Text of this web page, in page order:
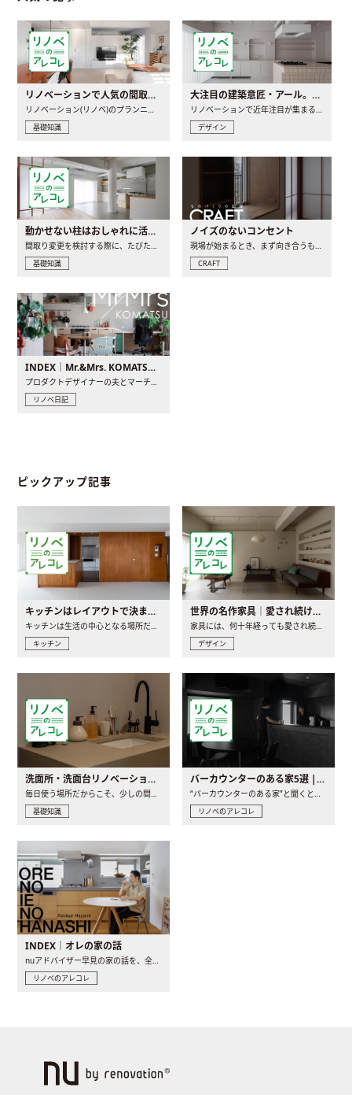
リノベーションで人気の間取りとは？トレンドの間取りと実例を徹底解説
リノベーション(リノベ)のプランニングで一番最初に決めるのは..
基礎知識
大注目の建築意匠・アール。人気の理由と空間に取り入れるポイント
リノベーションで近年注目が集まる建築意匠の一つであるアール..
デザイン
動かせない柱はおしゃれに活用！柱を魅せるリノベーション(リノベ)4選
間取り変更を検討する際に、たびたび皆さんの頭を悩ませる動か..
基礎知識
ノイズのないコンセント
現場が始まるとき、まず向き合うものの一つがコンセントです..
CRAFT
INDEX｜Mr.&Mrs. KOMATSU renovation diary
プロダクトデザイナーの夫とマーチャンダイザーの妻が、夫婦で..
リノベ日記
ピックアップ記事
キッチンはレイアウトで決まる。後悔しないための考え方と選び方
キッチンは生活の中心となる場所だからこそ、家の中のどこに置..
キッチン
世界の名作家具｜愛され続ける理由と一生モノとの出会い方
家具には、何十年経っても愛され続ける「名作」と呼ばれるもの..
デザイン
洗面所・洗面台リノベーションの事例と間取りアイデア
毎日使う場所だからこそ、少しの間取りの工夫や素材の選び方で..
基礎知識
バーカウンターのある家5選 | 日常に馴染む“距離の近い”キッチンとは
“バーカウンターのある家”と聞くと、少し特別な、大人のための..
リノベのアレコレ
INDEX｜オレの家の話
nuアドバイザー早見の家の話を、全4話でお届け。リノベーションを..
リノベのアレコレ